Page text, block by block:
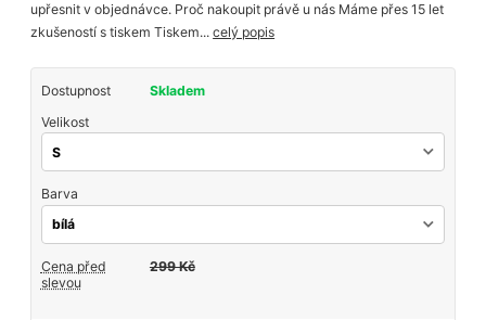
upřesnit v objednávce. Proč nakoupit právě u nás Máme přes 15 let
zkušeností s tiskem Tiskem...celý popis
Dostupnost
Skladem
Velikost
Barva
Cena před
slevou
299 Kč